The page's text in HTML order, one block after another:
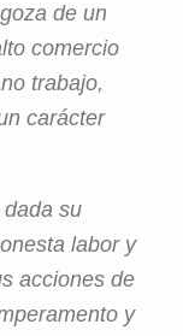
de un
comercio
trabajo,
carácter
su
labor y
acciones de
y